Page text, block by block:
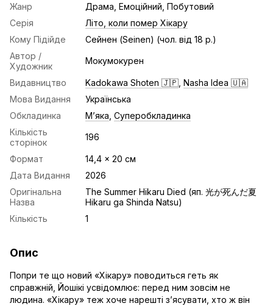
Жанр
Драма, Емоційний, Побутовий
Серія
Літо, коли помер Хікару
Кому Підійде
Сейнен (Seinen) (чол. від 18 р.)
Автор /
Художник
Мокумокурен
Видавництво Kadokawa Shoten 🇯🇵 Nasha Idea 🇺🇦
Мова Видання
Українська
Обкладинка
Мʼяка Суперобкладинка
Кількість
сторінок
196
Формат
14,4 x 20 cм
Дата Видання
2026
Оригінальна
Назва
The Summer Hikaru Died (яп. 光が死んだ夏
Hikaru ga Shinda Natsu)
Кількість
1
Опис
Попри те що новий «Хікару» поводиться геть як
справжній, Йошікі усвідомлює: перед ним зовсім не
людина. «Хікару» теж хоче нарешті з’ясувати, хто ж він